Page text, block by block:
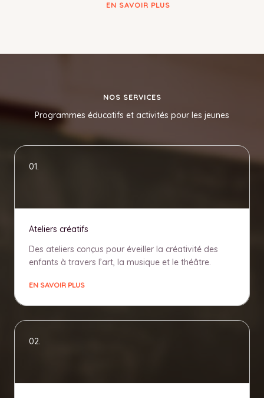
EN SAVOIR PLUS
NOS SERVICES
Programmes éducatifs et activités pour les jeunes
01.
Ateliers créatifs
Des ateliers conçus pour éveiller la créativité des
enfants à travers l’art, la musique et le théâtre.
EN SAVOIR PLUS
02.